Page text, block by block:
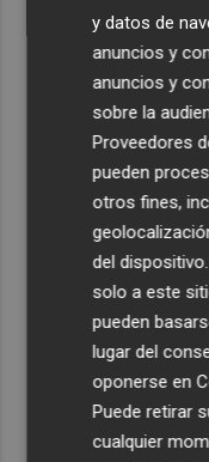
y datos de
anuncios y
anuncios y
sobre la
Proveedores
pueden
otros fines,
del
solo a este
pueden
lugar del
oponerse en
Puede retirar
cualquier